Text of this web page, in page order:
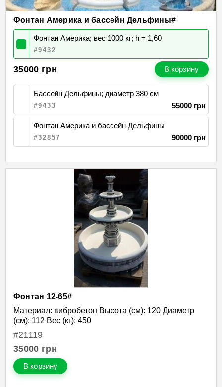
Фонтан Америка и бассейн Дельфины#
Фонтан Америка; вес 1000 кг; h = 1,60
#9432
35000 грн В корзину
Бассейн Дельфины; диаметр 380 см
#9433 55000 грн
Фонтан Америка и бассейн Дельфины
#32857 90000 грн
Фонтан 12-65#
Материал: вибробетон Высота (см): 120 Диаметр
(см): 112 Вес (кг): 450
#21119
35000 грн
В корзину